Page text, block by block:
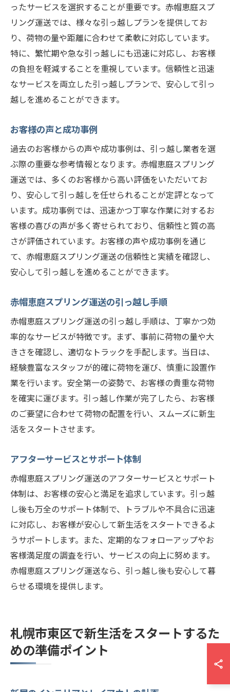
ったサービスを選択することが重要です。赤帽恵庭スプ
リング運送では、様々な引っ越しプランを提供してお
り、荷物の量や距離に合わせて柔軟に対応しています。
特に、繁忙期や急な引っ越しにも迅速に対応し、お客様
の負担を軽減することを重視しています。信頼性と迅速
なサービスを両立した引っ越しプランで、安心して引っ
越しを進めることができます。
お客様の声と成功事例
過去のお客様からの声や成功事例は、引っ越し業者を選
ぶ際の重要な参考情報となります。赤帽恵庭スプリング
運送では、多くのお客様から高い評価をいただいてお
り、安心して引っ越しを任せられることが定評となって
います。成功事例では、迅速かつ丁寧な作業に対するお
客様の喜びの声が多く寄せられており、信頼性と質の高
さが評価されています。お客様の声や成功事例を通じ
て、赤帽恵庭スプリング運送の信頼性と実績を確認し、
安心して引っ越しを進めることができます。
赤帽恵庭スプリング運送の引っ越し手順
赤帽恵庭スプリング運送の引っ越し手順は、丁寧かつ効
率的なサービスが特徴です。まず、事前に荷物の量や大
きさを確認し、適切なトラックを手配します。当日は、
経験豊富なスタッフが的確に荷物を運び、慎重に設置作
業を行います。安全第一の姿勢で、お客様の貴重な荷物
を確実に運びます。引っ越し作業が完了したら、お客様
のご要望に合わせて荷物の配置を行い、スムーズに新生
活をスタートさせます。
アフターサービスとサポート体制
赤帽恵庭スプリング運送のアフターサービスとサポート
体制は、お客様の安心と満足を追求しています。引っ越
し後も万全のサポート体制で、トラブルや不具合に迅速
に対応し、お客様が安心して新生活をスタートできるよ
うサポートします。また、定期的なフォローアップやお
客様満足度の調査を行い、サービスの向上に努めます。
赤帽恵庭スプリング運送なら、引っ越し後も安心して暮
らせる環境を提供します。
札幌市東区で新生活をスタートするた
めの準備ポイント